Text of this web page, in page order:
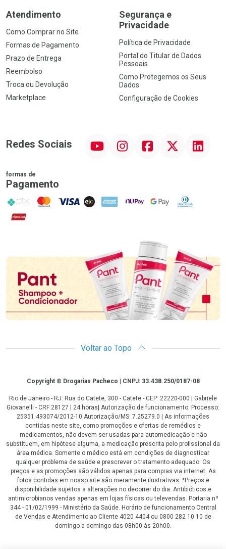
Atendimento
Como Comprar no Site
Formas de Pagamento
Prazo de Entrega
Reembolso
Troca ou Devolução
Marketplace
Segurança e
Privacidade
Política de Privacidade
Portal do Titular de Dados
Pessoais
Como Protegemos os Seus
Dados
Configuração de Cookies
Redes Sociais InstagramFacebook Linkedin
formas de
Pagamento
PIX MasterCard
VISA ELO AMEX NuPay Google PayDiners Club
Hipercard
Promoção em Destaque
Voltar ao Topo
CopyrightCopyright © Drogarias Pacheco | CNPJ: 33.438.250/0187-08
Rio de Janeiro - RJ: Rua do Catete, 300 - Catete - CEP: 22220-000 | Gabriele
Giovanelli - CRF 28127 | 24 horas| Autorização de funcionamento: Processo:
25351.493074/2012-10 Autorização/MS: 7.25279.0 | As informações
contidas neste site, como promoções e ofertas de remédios e
medicamentos, não devem ser usadas para automedicação e não
substituem, em hipótese alguma, a medicação prescrita pelo profissional da
área médica. Somente o médico está em condições de diagnosticar
qualquer problema de saúde e prescrever o tratamento adequado. Os
preços e as promoções são válidos apenas para compras via internet. As
fotos contidas em nosso site são meramente ilustrativas. *Preços e
disponibilidade sujeitos a alterações no decorrer do dia. Antibióticos e
antimicrobianos vendas apenas em lojas físicas ou televendas. Portaria nº
344 - 01/02/1999 - Ministério da Saúde. Horário de funcionamento Central
de Vendas e Atendimento ao Cliente 4020 4404 ou 0800 282 10 10 de
domingo a domingo das 08h00 às 20h00.